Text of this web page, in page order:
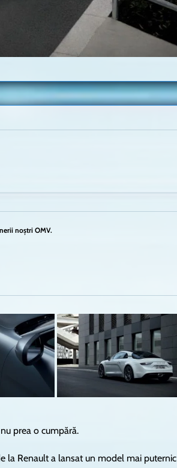
noștri OMV.
prea o cumpără.
la Renault a lansat un model mai puternic